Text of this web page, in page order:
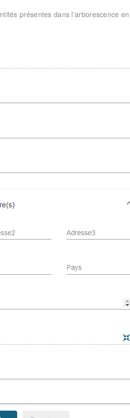
présentes dans l'arborescence